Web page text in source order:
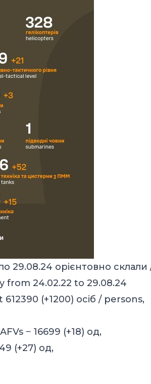
29.08.24 орієнтовно склали
24.02.22 to 29.08.24
(+1200) осіб / persons,
‒ 16699 (+18) од,
(+27) од,